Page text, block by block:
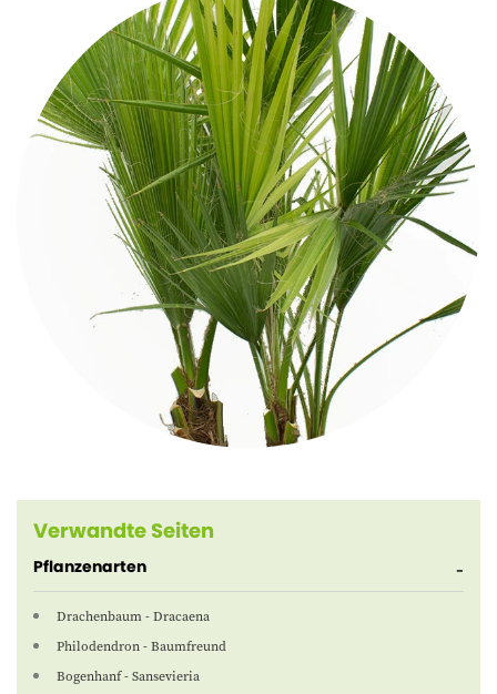
Verwandte Seiten
Pflanzenarten
Drachenbaum - Dracaena
Philodendron - Baumfreund
Bogenhanf - Sansevieria